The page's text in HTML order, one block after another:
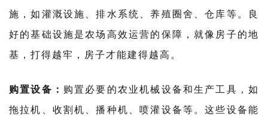
施，如灌溉设施、排水系统、养殖圈舍、仓库等。良
好的基础设施是农场高效运营的保障，就像房子的地
基，打得越牢，房子才能建得越高。
购置设备： 购置必要的农业机械设备和生产工具，如
拖拉机、收割机、播种机、喷灌设备等。这些设备能